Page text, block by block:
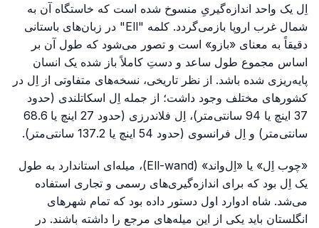
اِل یک واحد اندازه‌گیریِ منسوخ شده است که خاستگاه آن به
شمال غرب اروپا بازمی‌گردد. کلمه "Ell" در زبان‌های باستانی
دقیقاً به معنای «بازو» است و تصور می‌شود که طول آن بر
اساس مجموع طول ساعد و دستِ کاملاً باز شده یک انسان
پایه‌ریزی شده باشد. از نظر تاریخی، نسخه‌های متفاوتی از اِل در
کشورهای مختلف وجود داشت؛ از جمله اِل اسکاتلندی (حدود
37 اینچ یا 94 سانتی‌متر)، اِل فلاندرزی (حدود 27 اینچ یا 68.6
سانتی‌متر) و اِل فرانسوی (حدود 54 اینچ یا 137.2 سانتی‌متر).
«چوب اِل» یا «اِل‌واند» (Ell-wand)، میله‌ای استاندارد به طول
یک اِل بود که برای اندازه‌گیری‌های رسمی و تجاری استفاده
می‌شد. شاه ادوارد اول دستور داده بود که تمام شهرهای
انگلستان باید یکی از این میله‌های مرجع را داشته باشند. در